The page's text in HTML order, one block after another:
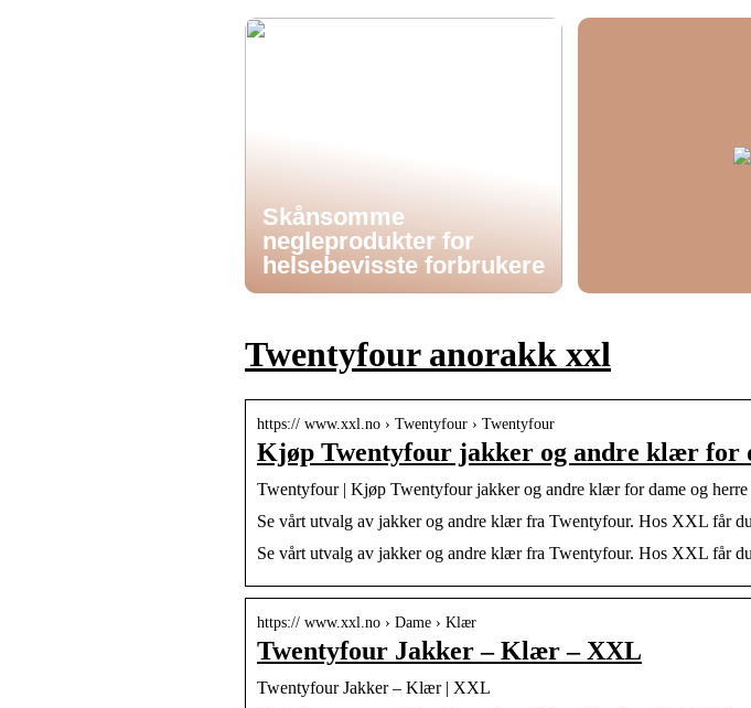
Skånsomme
negleprodukter for
helsebevisste forbrukere
Twentyfour anorakk xxl
https:// www.xxl.no › Twentyfour › Twentyfour
Kjøp Twentyfour jakker og andre klær for
Twentyfour | Kjøp Twentyfour jakker og andre klær for dame og
Se vårt utvalg av jakker og andre klær fra Twentyfour. Hos XXL får
Se vårt utvalg av jakker og andre klær fra Twentyfour. Hos XXL får
https:// www.xxl.no › Dame › Klær
Twentyfour Jakker – Klær – XXL
Twentyfour Jakker – Klær | XXL